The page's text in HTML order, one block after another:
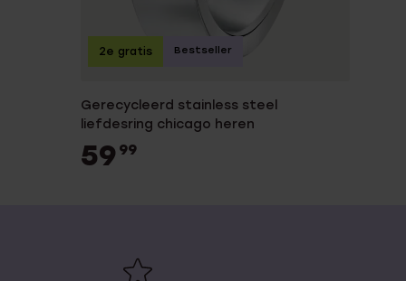
Gerecycleerd stainless steel
liefdesring chicago heren
59 99
2e gratis Bestseller